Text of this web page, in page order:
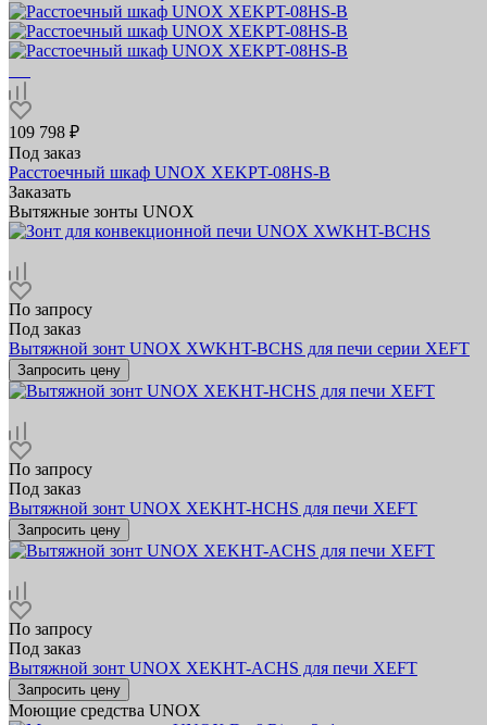
109 798 ₽
Под заказ
Расстоечный шкаф UNOX XEKPT-08HS-B
Заказать
Вытяжные зонты UNOX
По запросу
Под заказ
Вытяжной зонт UNOX XWKHT-BCHS для печи серии XEFT
Запросить цену
По запросу
Под заказ
Вытяжной зонт UNOX XEKHT-HCHS для печи XEFT
Запросить цену
По запросу
Под заказ
Вытяжной зонт UNOX XEKHT-ACHS для печи XEFT
Запросить цену
Моющие средства UNOX